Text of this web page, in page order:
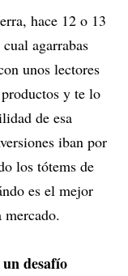
hace 12 o 13
agarrabas
unos lectores
y te lo
de esa
iban por
los tótems de
es el mejor
desafío